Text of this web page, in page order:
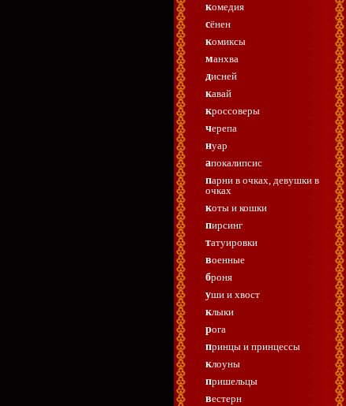
комедия
сёнен
комиксы
манхва
дисней
кавай
кроссоверы
черепа
нуар
апокалипсис
парни в очках, девушки в
очках
коты и кошки
пирсинг
татуировки
военные
броня
уши и хвост
клыки
рога
принцы и принцессы
клоуны
пришельцы
вестерн